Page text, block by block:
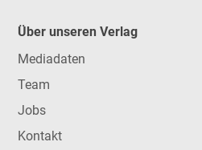
Über unseren Verlag
Mediadaten
Team
Jobs
Kontakt